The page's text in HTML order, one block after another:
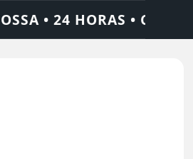
CHAME QUEM